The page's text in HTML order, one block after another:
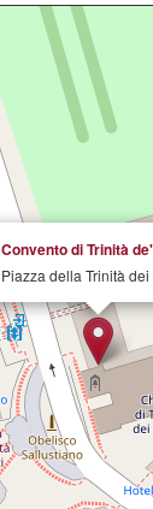
Convento di Trinità
Piazza della Trinità dei